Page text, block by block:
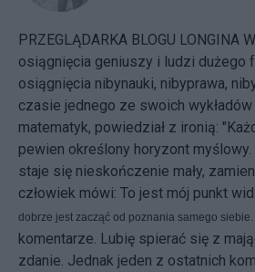
PRZEGLĄDARKA BLOGU LONGINA
osiągnięcia geniuszy i ludzi dużego
osiągnięcia nibynauki, nibyprawa,
czasie jednego ze swoich
matematyk, powiedział z ironią:
pewien określony horyzont
staje się nieskończenie mały,
człowiek mówi: To jest mój punkt
dobrze jest zacząć od poznania samego siebie.
komentarze. Lubię spierać się z
zdanie. Jednak jeden z ostatnich